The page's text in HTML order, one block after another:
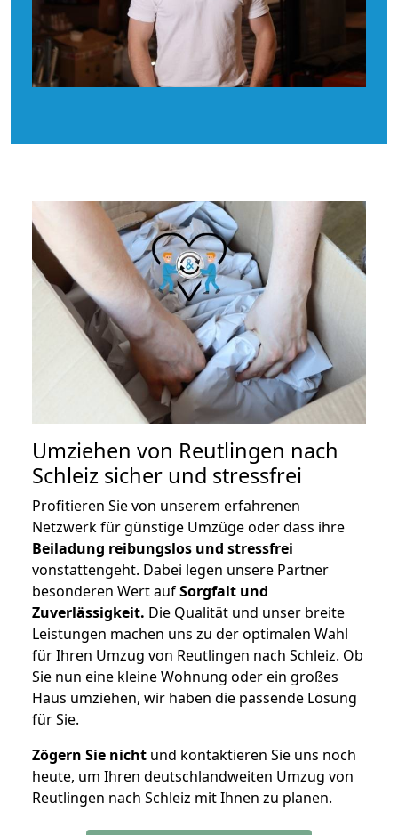
Umziehen von Reutlingen nach
Schleiz sicher und stressfrei
Profitieren Sie von unserem erfahrenen
Netzwerk für günstige Umzüge oder dass ihre
Beiladung reibungslos und stressfrei
vonstattengeht. Dabei legen unsere Partner
besonderen Wert aufSorgfalt und
Zuverlässigkeit. Die Qualität und unser breite
Leistungen machen uns zu der optimalen Wahl
für Ihren Umzug von Reutlingen nach Schleiz. Ob
Sie nun eine kleine Wohnung oder ein großes
Haus umziehen, wir haben die passende Lösung
für Sie.
Zögern Sie nicht und kontaktieren Sie uns noch
heute, um Ihren deutschlandweiten Umzug von
Reutlingen nach Schleiz mit Ihnen zu planen.